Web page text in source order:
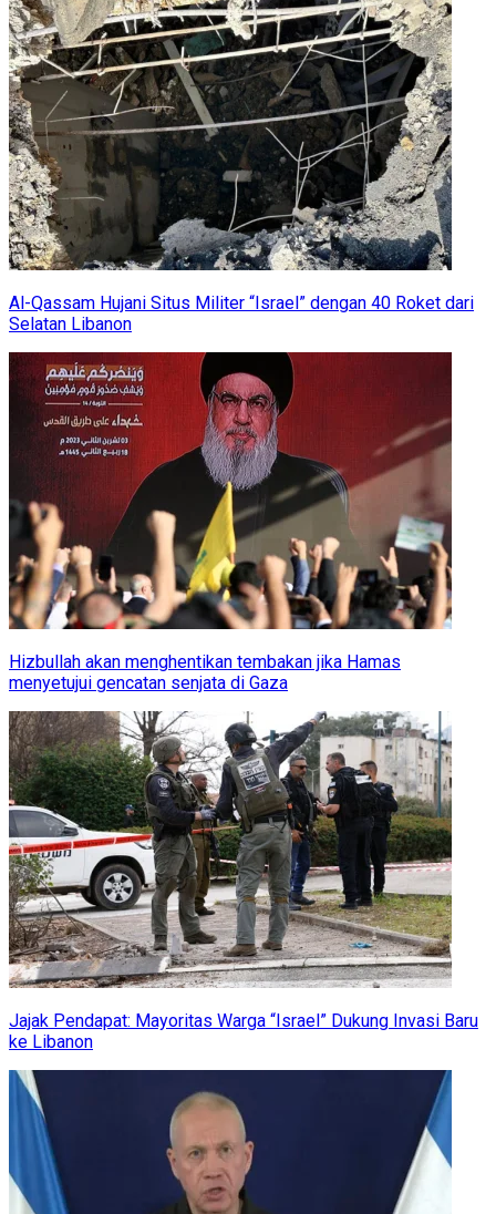
Al-Qassam Hujani Situs Militer “Israel” dengan 40 Roket dari
Selatan Libanon
Hizbullah akan menghentikan tembakan jika Hamas
menyetujui gencatan senjata di Gaza
Jajak Pendapat: Mayoritas Warga “Israel” Dukung Invasi Baru
ke Libanon